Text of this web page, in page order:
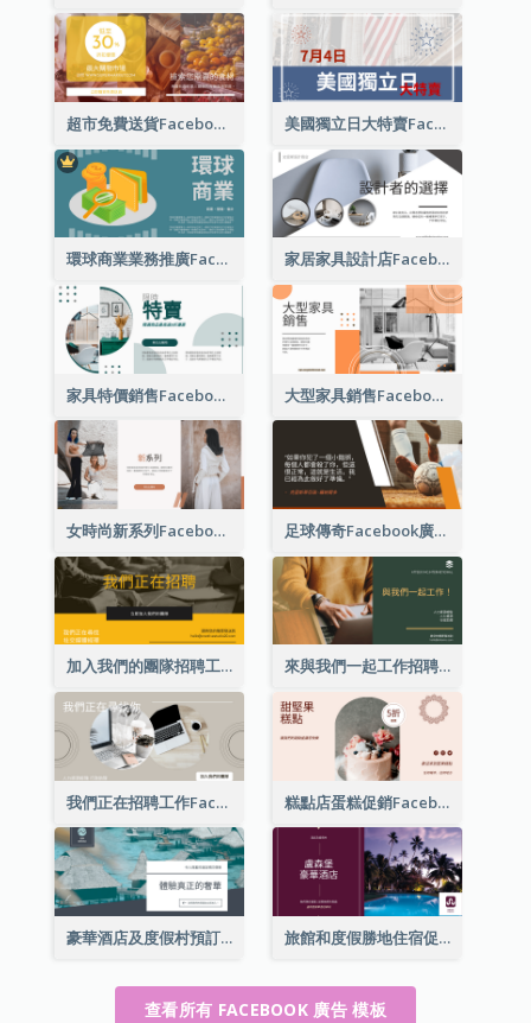
超市免費送貨Facebook廣告 美國獨立日大特賣Facebook廣告
環球商業業務推廣Facebook帖子(附插圖) 家居家具設計店Facebook廣告
家具特價銷售Facebook廣告 大型家具銷售Facebook廣告
女時尚新系列Facebook廣告 足球傳奇Facebook廣告
加入我們的團隊招聘工作Facebook廣告 來與我們一起工作招聘Facebook廣告
我們正在招聘工作Facebook廣告 糕點店蛋糕促銷Facebook廣告
豪華酒店及度假村預訂Facebook廣告 旅館和度假勝地住宿促銷Facebook廣告
查看所有 FACEBOOK 廣告 模板